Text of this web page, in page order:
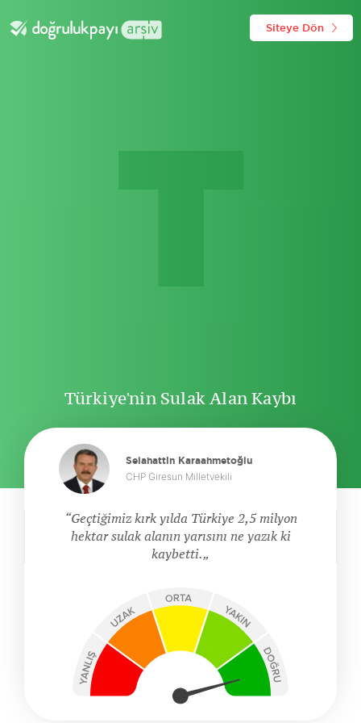
Siteye Dön
Türkiye'nin Sulak Alan Kaybı
Selahattin Karaahmetoğlu
CHP Giresun Milletvekili
Geçtiğimiz kırk yılda Türkiye 2,5 milyon
hektar sulak alanın yarısını ne yazık ki
kaybetti.